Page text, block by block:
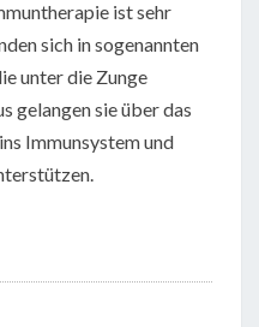
ist sehr
sich in sogenannten
unter die Zunge
gelangen sie über das
Immunsystem und